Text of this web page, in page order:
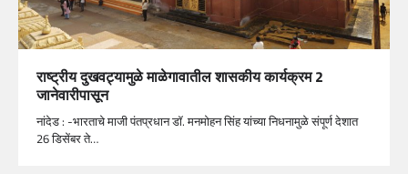
राष्ट्रीय दुखवट्यामुळे माळेगावातील शासकीय कार्यक्रम 2
जानेवारीपासून
नांदेड : -भारताचे माजी पंतप्रधान डॉ. मनमोहन सिंह यांच्या निधनामुळे संपूर्ण देशात
26 डिसेंबर ते…